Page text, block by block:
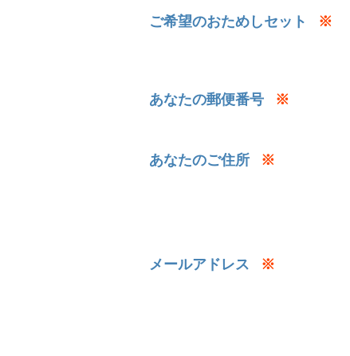
ご希望のおためしセット ※
あなたの郵便番号 ※
あなたのご住所 ※
メールアドレス ※